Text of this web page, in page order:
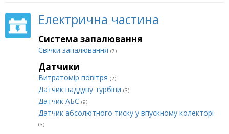
Електрична частина
Система запалювання
Свічки запалювання (7)
Датчики
Витратомір повітря (2)
Датчик наддуву турбіни (3)
Датчик АБС (9)
Датчик абсолютного тиску у впускному колекторі
(3)